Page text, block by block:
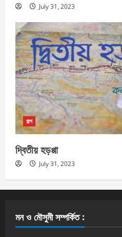
July 31, 2023
গল্প
দ্বিতীয় হড়প্পা
July 31, 2023
মন ও মৌসুমী সম্পর্কিত :